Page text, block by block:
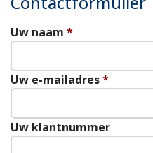
Uw naam *
Uw e-mailadres*
Uw klantnummer